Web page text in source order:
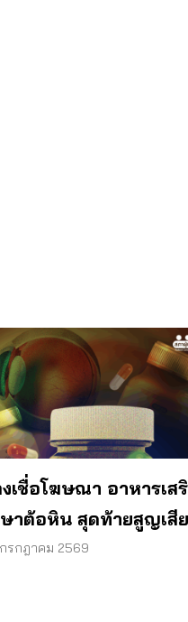
เชื่อโฆษณา อาหารเส
าต้อหิน สุดท้ายสูญเสี
า 1 ข้าง
รกฎาคม 2569